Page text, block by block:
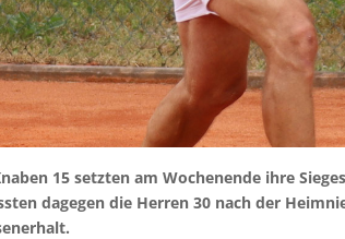
15 setzten am Wochenende ihre
dagegen die Herren 30 nach der